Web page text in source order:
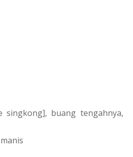
singkong], buang tengahnya,